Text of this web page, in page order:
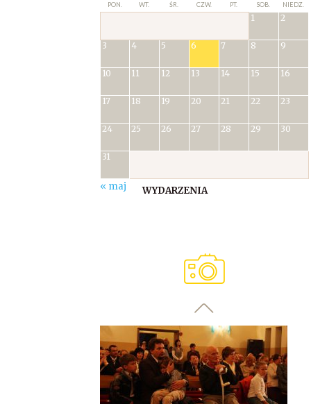
PON. WT. ŚR. CZW. PT. SOB. NIEDZ.
1 2
3 4 5 6 7 8 9
10 11 12 13 14 15 16
17 18 19 20 21 22 23
24 25 26 27 28 29 30
31
« maj WYDARZENIA